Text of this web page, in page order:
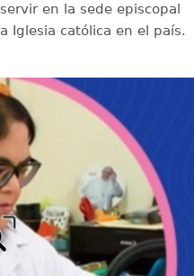
en la sede episcopal
Iglesia católica en el país.